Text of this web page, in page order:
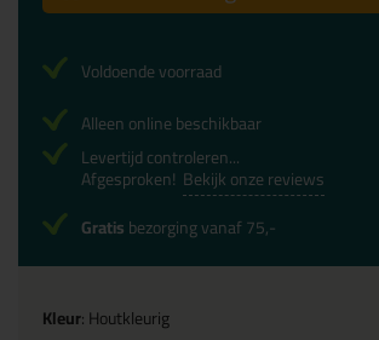
Kleur: Houtkleurig
Voldoende voorraad
Alleen online beschikbaar
Levertijd controleren...
Afgesproken! Bekijk onze reviews
Gratisbezorging vanaf 75,-